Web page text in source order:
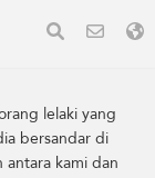
lelaki yang
bersandar di
kami dan